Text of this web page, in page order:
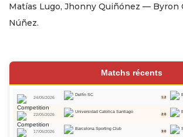
Matías Lugo, Jhonny Quiñónez — Byron
Núñez.
Matchs récents
24/05/2026
Delfín SC 1:2
22/05/2026
Universidad Catolica Santiago 2:0
17/05/2026
Barcelona Sporting Club 3:0